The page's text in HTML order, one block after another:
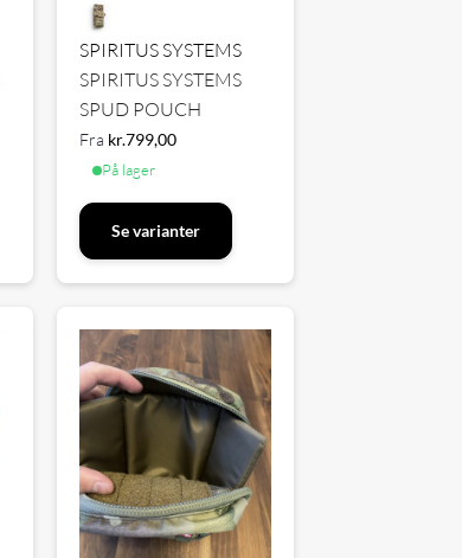
SPIRITUS SYSTEMS
SPIRITUS SYSTEMS
SPUD POUCH
Fra kr.799,00
På lager
Se varianter